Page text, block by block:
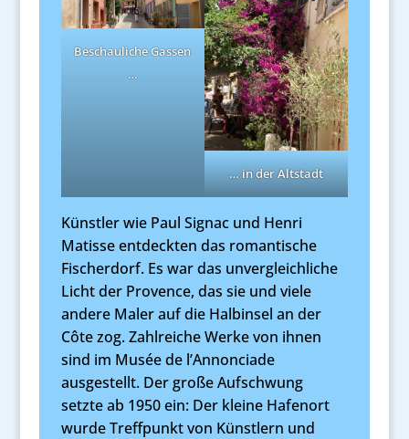
Beschauliche Gassen
…
… in der Altstadt
Künstler wie Paul Signac und Henri
Matisse entdeckten das romantische
Fischerdorf. Es war das unvergleichliche
Licht der Provence, das sie und viele
andere Maler auf die Halbinsel an der
Côte zog. Zahlreiche Werke von ihnen
sind im Musée de l’Annonciade
ausgestellt. Der große Aufschwung
setzte ab 1950 ein: Der kleine Hafenort
wurde Treffpunkt von Künstlern und